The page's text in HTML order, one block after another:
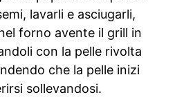
lavarli e asciugarli,
forno avente il grill in
con la pelle rivolta
che la pelle inizi
sollevandosi.